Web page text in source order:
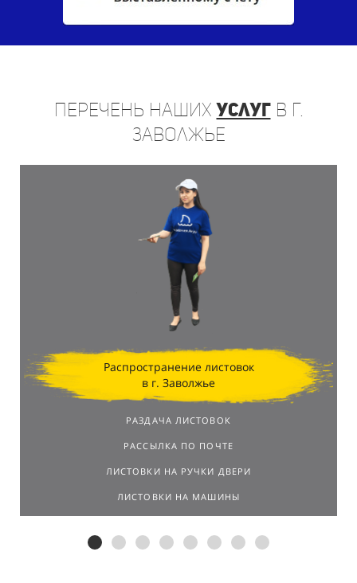
Перечень нашихуслугв г.
Заволжье
Распространение листовок
в г. Заволжье
РАЗДАЧА ЛИСТОВОК
РАССЫЛКА ПО ПОЧТЕ
ЛИСТОВКИ НА РУЧКИ ДВЕРИ
ЛИСТОВКИ НА МАШИНЫ